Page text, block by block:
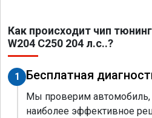
Как происходит чип
W204 C250 204 л.с..?
1 Бесплатная
Мы проверим
наиболее эффективное